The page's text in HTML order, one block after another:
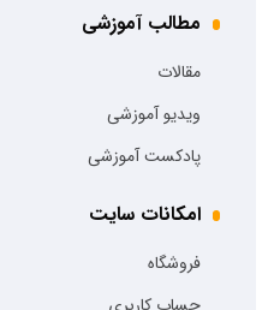
مطالب آموزشی
مقالات
ویدیو آموزشی
پادکست آموزشی
امکانات سایت
فروشگاه
حساب کاربری